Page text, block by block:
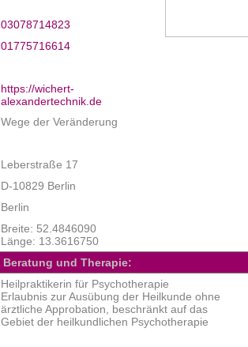
03078714823
01775716614
https://wichert-
alexandertechnik.de
Wege der Veränderung
Leberstraße 17
D-10829 Berlin
Berlin
Breite: 52.4846090
Länge: 13.3616750
Beratung und Therapie:
Heilpraktikerin für Psychotherapie
Erlaubnis zur Ausübung der Heilkunde ohne
ärztliche Approbation, beschränkt auf das
Gebiet der heilkundlichen Psychotherapie